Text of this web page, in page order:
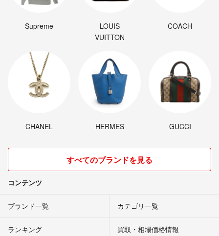
Supreme
LOUIS
VUITTON
COACH
CHANEL HERMES GUCCI
すべてのブランドを見る
コンテンツ
ブランド一覧 カテゴリ一覧
ランキング 買取・相場価格情報